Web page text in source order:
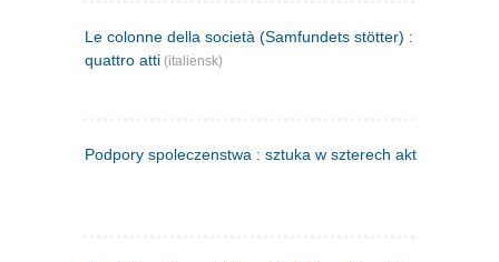
Le colonne della società (Samfundets stötter) : commedia
quattro atti (italiensk)
Podpory spoleczenstwa : sztuka w szterech aktach